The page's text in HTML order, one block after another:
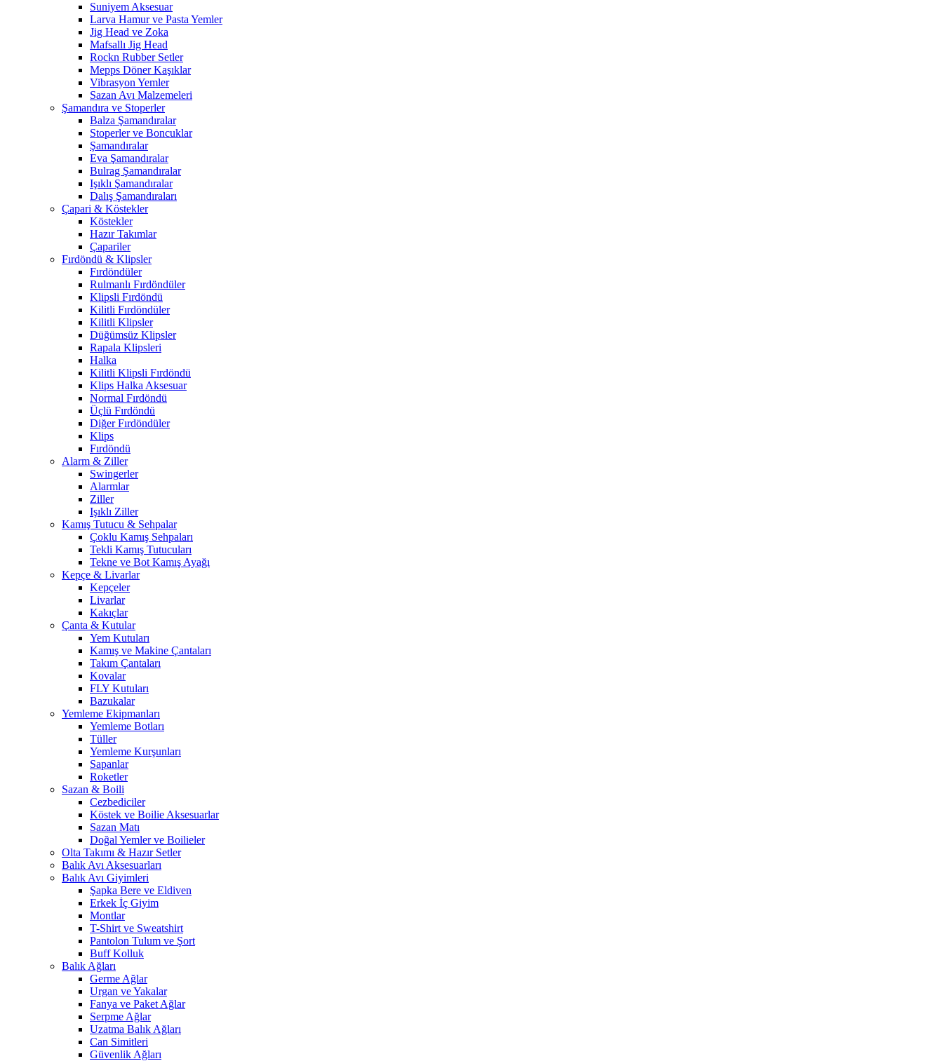
Suniyem Aksesuar
Larva Hamur ve Pasta Yemler
Jig Head ve Zoka
Mafsallı Jig Head
Rockn Rubber Setler
Mepps Döner Kaşıklar
Vibrasyon Yemler
Sazan Avı Malzemeleri
Şamandıra ve Stoperler
Balza Şamandıralar
Stoperler ve Boncuklar
Şamandıralar
Eva Şamandıralar
Bulrag Şamandıralar
Işıklı Şamandıralar
Dalış Şamandıraları
Çapari & Köstekler
Köstekler
Hazır Takımlar
Çapariler
Fırdöndü & Klipsler
Fırdöndüler
Rulmanlı Fırdöndüler
Klipsli Fırdöndü
Kilitli Fırdöndüler
Kilitli Klipsler
Düğümsüz Klipsler
Rapala Klipsleri
Halka
Kilitli Klipsli Fırdöndü
Klips Halka Aksesuar
Normal Fırdöndü
Üçlü Fırdöndü
Diğer Fırdöndüler
Klips
Fırdöndü
Alarm & Ziller
Swingerler
Alarmlar
Ziller
Işıklı Ziller
Kamış Tutucu & Sehpalar
Çoklu Kamış Sehpaları
Tekli Kamış Tutucuları
Tekne ve Bot Kamış Ayağı
Kepçe & Livarlar
Kepçeler
Livarlar
Kakıçlar
Çanta & Kutular
Yem Kutuları
Kamış ve Makine Çantaları
Takım Çantaları
Kovalar
FLY Kutuları
Bazukalar
Yemleme Ekipmanları
Yemleme Botları
Tüller
Yemleme Kurşunları
Sapanlar
Roketler
Sazan & Boili
Cezbediciler
Köstek ve Boilie Aksesuarlar
Sazan Matı
Doğal Yemler ve Boilieler
Olta Takımı & Hazır Setler
Balık Avı Aksesuarları
Balık Avı Giyimleri
Şapka Bere ve Eldiven
Erkek İç Giyim
Montlar
T-Shirt ve Sweatshirt
Pantolon Tulum ve Şort
Buff Kolluk
Balık Ağları
Germe Ağlar
Urgan ve Yakalar
Fanya ve Paket Ağlar
Serpme Ağlar
Uzatma Balık Ağları
Can Simitleri
Güvenlik Ağları